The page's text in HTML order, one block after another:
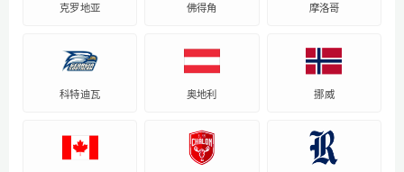
克罗地亚 佛得角 摩洛哥
科特迪瓦 奥地利 挪威